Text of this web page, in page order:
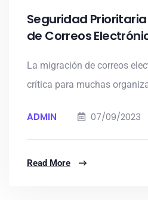
Seguridad
de Correos
La migración de correos
crítica para muchas
ADMIN 07/09/2023
Read More